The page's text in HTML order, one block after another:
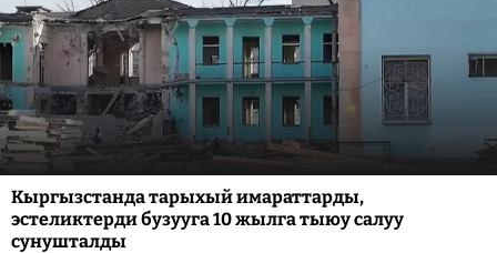
Кыргызстанда тарыхый имараттарды,
эстеликтерди бузууга 10 жылга тыюу салуу
сунушталды